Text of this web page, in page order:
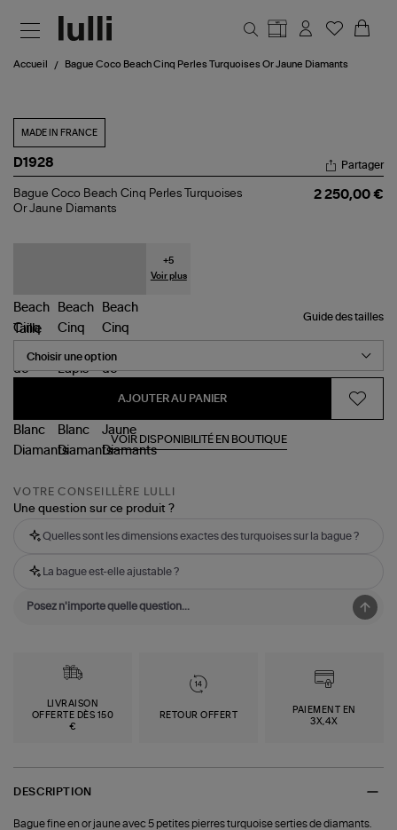
Accueil Bague Coco Beach Cinq Perles Turquoises Or Jaune Diamants
MADE IN FRANCE
D1928
Bague
Coco
Diamants
Partager
Bague Coco Beach Cinq Perles Turquoises
Or Jaune Diamants
2 250,00 €
+5
Voir plus
Guide des tailles
Taille
AJOUTER AU PANIER
VOIR DISPONIBILITÉ EN BOUTIQUE
VOTRE CONSEILLÈRE LULLI
Une question sur ce produit ?
Quelles sont les dimensions exactes des turquoises sur la bague ?
La bague est-elle ajustable ?
LIVRAISON
OFFERTE DÈS 150
€
RETOUR OFFERT
PAIEMENT EN
3X,4X
DESCRIPTION
Bague fine en or jaune avec 5 petites pierres turquoise serties de diamants.